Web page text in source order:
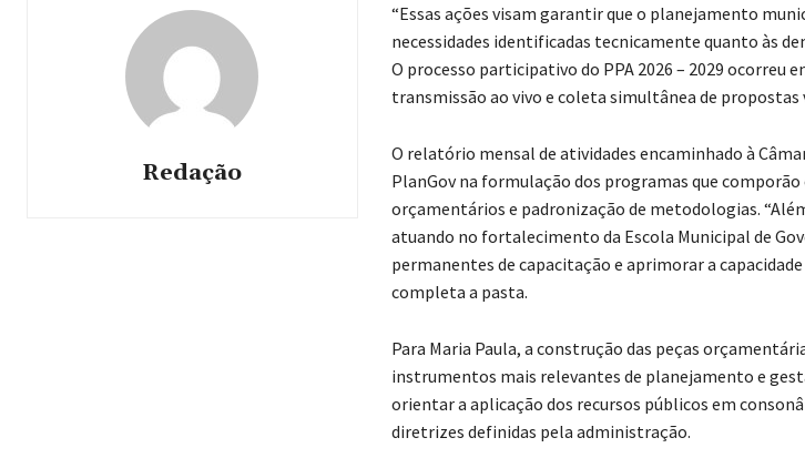
Redação
“Essas ações visam garantir que o planejamento
necessidades identificadas tecnicamente quanto às
O processo participativo do PPA 2026 – 2029 ocorreu
transmissão ao vivo e coleta simultânea de propostas
O relatório mensal de atividades encaminhado à
PlanGov na formulação dos programas que
orçamentários e padronização de metodologias.
atuando no fortalecimento da Escola Municipal de
permanentes de capacitação e aprimorar a
completa a pasta.
Para Maria Paula, a construção das peças
instrumentos mais relevantes de planejamento e
orientar a aplicação dos recursos públicos em
diretrizes definidas pela administração.